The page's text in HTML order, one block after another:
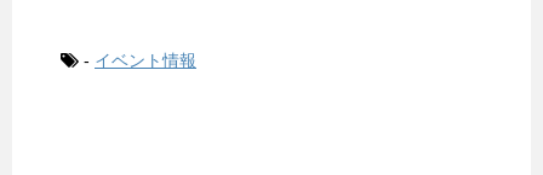
- イベント情報